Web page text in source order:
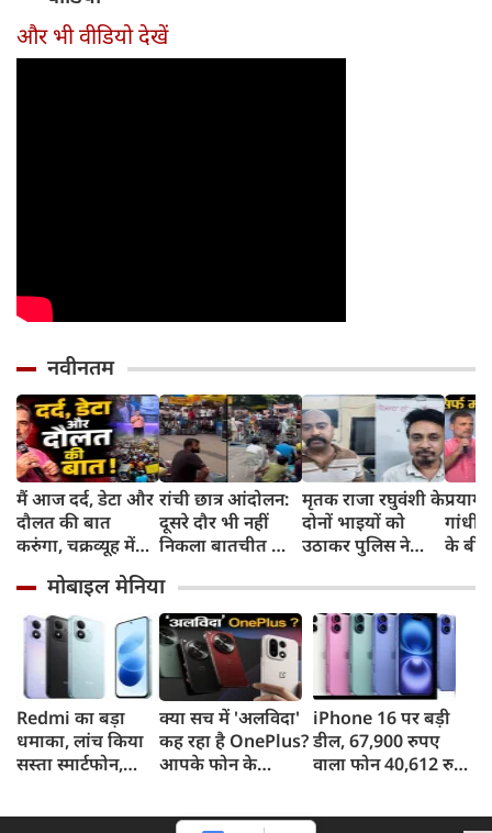
और भी वीडियो देखें
नवीनतम
मैं आज दर्द, डेटा और
दौलत की बात
करुंगा, चक्रव्यूह में
रील नशा है, छात्रों की
गूंज में बोले राहुल
गांधी
रांची छात्र आंदोलन:
दूसरे दौर भी नहीं
निकला बातचीत का
जयराम महतो ने
किया अनशन का
ऐलान
मृतक राजा रघुवंशी के
दोनों भाइयों को
उठाकर पुलिस ने
कर रहे थे ये काम,
पुलिस जांच में जुटी
गांधी
के
मोबाइल मेनिया
Redmi का बड़ा
धमाका, लांच किया
सस्ता स्मार्टफोन,
क्या सच में 'अलविदा'
कह रहा है OnePlus?
आपके फोन के
iPhone 16 पर बड़ी
डील, 67,900 रुपए
वाला फोन 40,612 रुपए